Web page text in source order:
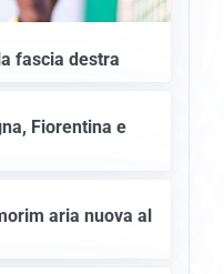
fascia destra
Fiorentina e
aria nuova al